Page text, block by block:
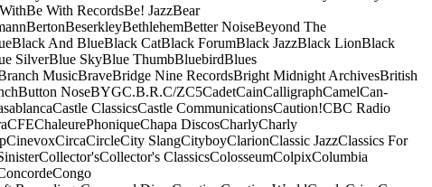
Be With RecordsBe! JazzBear
BertonBeserkleyBethlehemBetter NoiseBeyond The
Black And BlueBlack CatBlack ForumBlack JazzBlack LionBlack
SilverBlue SkyBlue ThumbBluebirdBlues
MusicBraveBridge Nine RecordsBright Midnight ArchivesBritish
Button NoseBYGC.B.R.C/ZC5CadetCainCalligraphCamelCan-
Castle ClassicsCastle CommunicationsCaution!CBC Radio
CFEChaleurePhoniqueChapa DiscosCharlyCharly
CinevoxCircaCircleCity SlangCityboyClarionClassic JazzClassics For
Collector'sCollector's ClassicsColosseumColpixColumbia
Congo